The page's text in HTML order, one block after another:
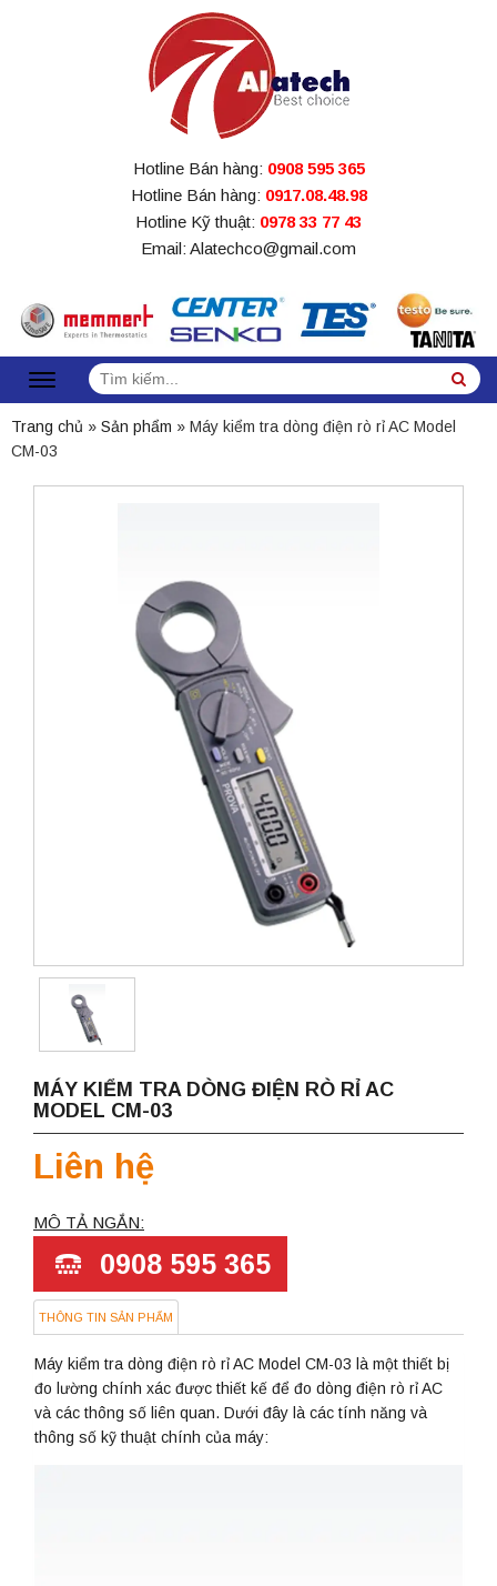
Hotline Bán hàng: 0908 595 365
Hotline Bán hàng: 0917.08.48.98
Hotline Kỹ thuật: 0978 33 77 43
Email: Alatechco@gmail.com
Tìm
kiếm:
Trang chủ » Sản phẩm » Máy kiểm tra dòng điện rò rỉ AC Model
CM-03
MÁY KIỂM TRA DÒNG ĐIỆN RÒ RỈ AC
MODEL CM-03
Liên hệ
MÔ TẢ NGẮN:
0908 595 365
THÔNG TIN SẢN PHẨM
Máy kiểm tra dòng điện rò rỉ AC Model CM-03 là một thiết bị
đo lường chính xác được thiết kế để đo dòng điện rò rỉ AC
và các thông số liên quan. Dưới đây là các tính năng và
thông số kỹ thuật chính của máy: